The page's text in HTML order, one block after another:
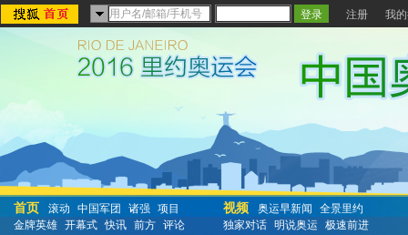
注册 我
首页 滚动 中国军团 诸强 项目
金牌英雄 开幕式 快讯 前方 评论
视频 奥运早新闻
全景里约
独家对话 明说奥运 极速前进